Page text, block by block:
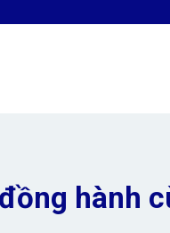
hành